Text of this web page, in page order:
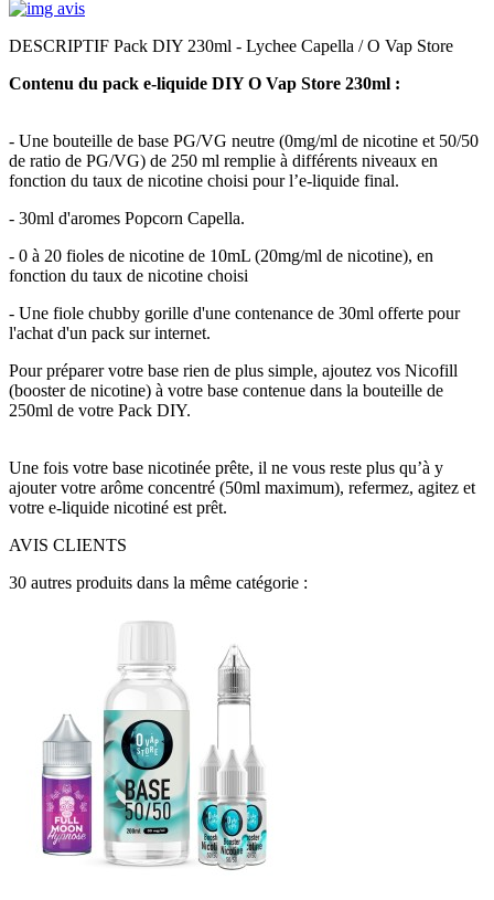
DESCRIPTIF Pack DIY 230ml - Lychee Capella / O Vap Store
Contenu du pack e-liquide DIY O Vap Store 230ml :
- Une bouteille de base PG/VG neutre (0mg/ml de nicotine et 50/50
de ratio de PG/VG) de 250 ml remplie à différents niveaux en
fonction du taux de nicotine choisi pour l’e-liquide final.
- 30ml d'aromes Popcorn Capella.
- 0 à 20 fioles de nicotine de 10mL (20mg/ml de nicotine), en
fonction du taux de nicotine choisi
- Une fiole chubby gorille d'une contenance de 30ml offerte pour
l'achat d'un pack sur internet.
Pour préparer votre base rien de plus simple, ajoutez vos Nicofill
(booster de nicotine) à votre base contenue dans la bouteille de
250ml de votre Pack DIY.
Une fois votre base nicotinée prête, il ne vous reste plus qu’à y
ajouter votre arôme concentré (50ml maximum), refermez, agitez et
votre e-liquide nicotiné est prêt.
AVIS CLIENTS
30 autres produits dans la même catégorie :